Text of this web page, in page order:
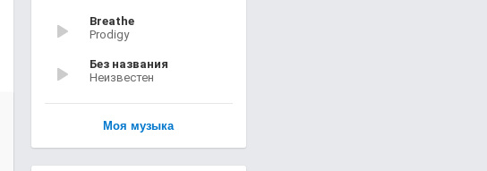
Breathe
Prodigy
Без названия
Неизвестен
Моя музыка